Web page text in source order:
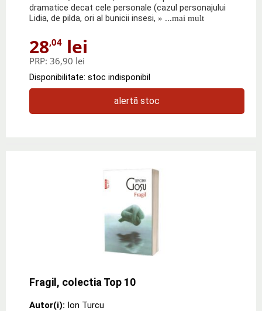
dramatice decat cele personale (cazul personajului
Lidia, de pilda, ori al bunicii insesi, » ...mai mult
28,04 lei
PRP: 36,90 lei
Disponibilitate: stoc indisponibil
alertă stoc
Fragil, colectia Top 10
Autor(i): Ion Turcu